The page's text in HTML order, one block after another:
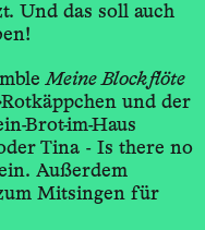
Und das soll auch
Meine Blockflöte
und der
­Brot-­im-­Haus
Tina - Is there no
Außerdem
Mitsingen für